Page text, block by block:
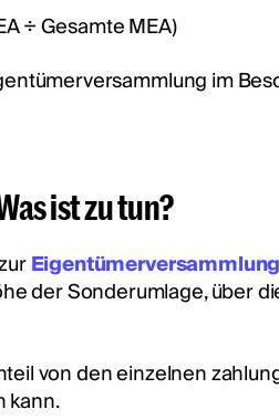
÷ Gesamte MEA)
im
ist zu tun?
Eigentümerversammlung
der Sonderumlage, über
von den einzelnen
kann.